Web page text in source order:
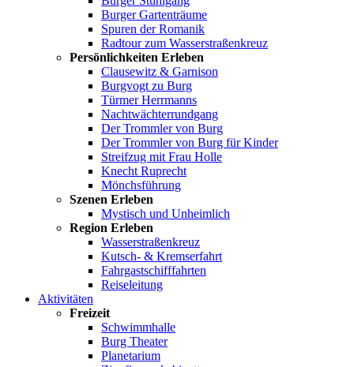
Burger Gartenträume
Spuren der Romanik
Radtour zum Wasserstraßenkreuz
Persönlichkeiten Erleben
Clausewitz & Garnison
Burgvogt zu Burg
Türmer Herrmanns
Nachtwächterrundgang
Der Trommler von Burg
Der Trommler von Burg für Kinder
Streifzug mit Frau Holle
Knecht Ruprecht
Mönchsführung
Szenen Erleben
Mystisch und Unheimlich
Region Erleben
Wasserstraßenkreuz
Kutsch- & Kremserfahrt
Fahrgastschifffahrten
Reiseleitung
Aktivitäten
Freizeit
Schwimmhalle
Burg Theater
Planetarium